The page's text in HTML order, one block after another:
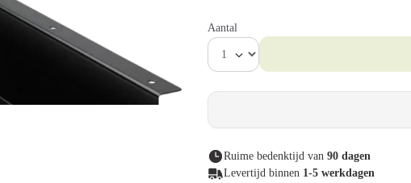
Aantal
Ruime bedenktijd van 90 dagen
Levertijd binnen 1-5 werkdagen